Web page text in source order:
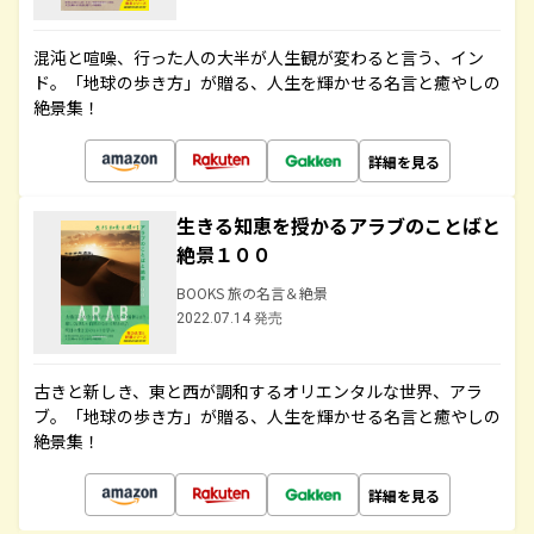
混沌と喧噪、行った人の大半が人生観が変わると言う、イン
ド。「地球の歩き方」が贈る、人生を輝かせる名言と癒やしの
絶景集！
詳細を見る
生きる知恵を授かるアラブのことばと
絶景１００
BOOKS 旅の名言＆絶景
2022.07.14 発売
古きと新しき、東と西が調和するオリエンタルな世界、アラ
ブ。「地球の歩き方」が贈る、人生を輝かせる名言と癒やしの
絶景集！
詳細を見る